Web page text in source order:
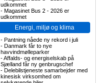
udkommet
- Magasinet Bus 2 - 2026 er
udkommet
Energi, miljø og klima
- Pantning nåede ny rekord i juli
- Danmark får to nye
havvindmølleparker
-Affalds- og energiselskab på
Sjælland får ny genbrugschef
- Delebilstjeneste samarbejder med
kinesisk virksomhed om